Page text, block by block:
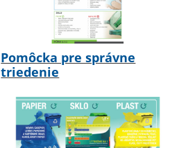
Pomôcka pre správne
triedenie